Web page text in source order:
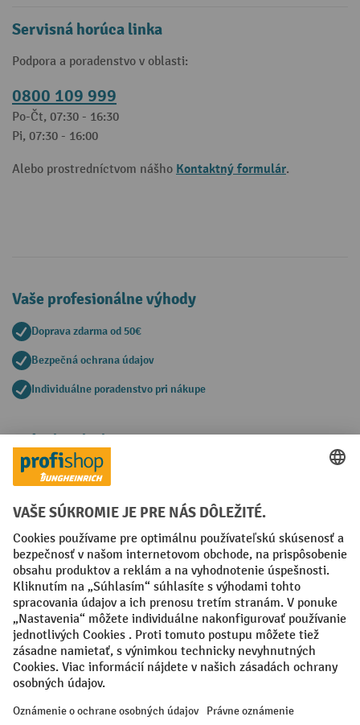
Servisná horúca linka
Podpora a poradenstvo v oblasti:
0800 109 999
Po-Čt, 07:30 - 16:30
Pi, 07:30 - 16:00
Alebo prostredníctvom nášho Kontaktný formulár.
Vaše profesionálne výhody
Doprava zdarma od 50€
Bezpečná ochrana údajov
Individuálne poradenstvo pri nákupe
Spôsoby platby
Creditcard (Master)Creditcard (Visa)
Faktúra Predplatba
Sociálne siete
Facebook
YouTube
LinkedIn
Nastavenia ochrany osobných údajov
All prices excl. VAT plusshipping costsand possible delivery charges,